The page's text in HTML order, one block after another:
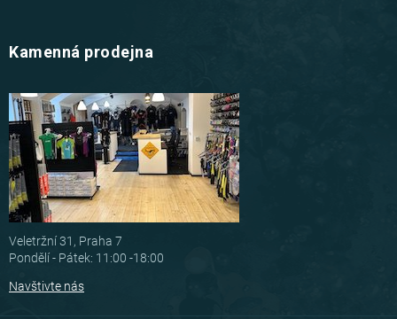
Kamenná prodejna
Veletržní 31, Praha 7
Pondělí - Pátek: 11:00 -18:00
Navštivte nás